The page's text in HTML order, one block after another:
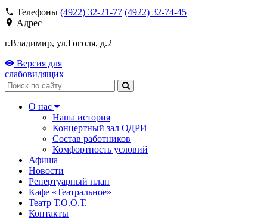
Телефоны (4922) 32-21-77 (4922) 32-74-45
Адрес
г.Владимир, ул.Гоголя, д.2
Версия для
слабовидящих
Поиск
О нас
Наша история
Концертный зал ОДРИ
Состав работников
Комфортность условий
Афиша
Новости
Репертуарный план
Кафе «Театральное»
Театр Т.О.О.Т.
Контакты